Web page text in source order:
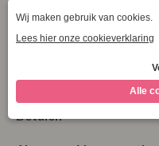
Verzending & Levering
Retourneren
Bestellen